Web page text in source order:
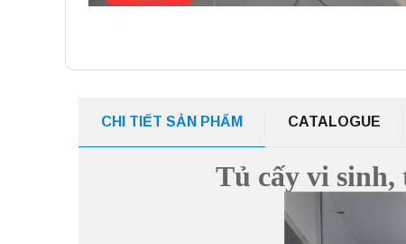
CHI TIẾT SẢN PHẨM CATALOGUE
Tủ cấy vi sinh,